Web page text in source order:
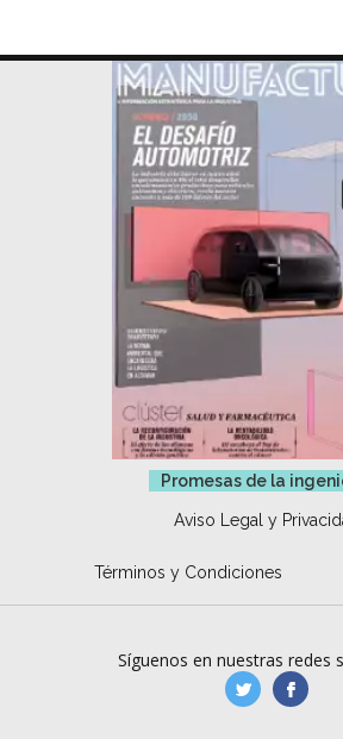
Promesas de la
Aviso Legal y
Términos y Condiciones
Síguenos en nuestras redes